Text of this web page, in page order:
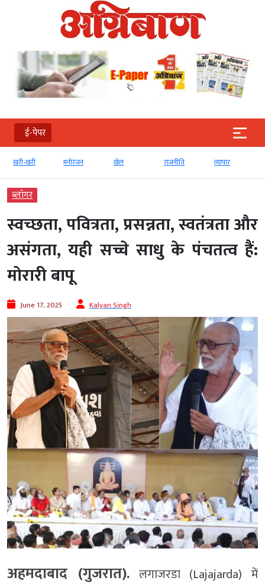
ई-पेपर
खरी-खरी मनोरंजन खेल राजनीति व्‍यापार
ब्‍लॉगर
स्वच्छता, पवित्रता, प्रसन्नता, स्वतंत्रता और
असंगता, यही सच्चे साधु के पंचतत्व हैं:
मोरारी बापू
June 17, 2025 Kalyan Singh
अहमदाबाद (गुजरात).लगाजरडा (Lajajarda) में